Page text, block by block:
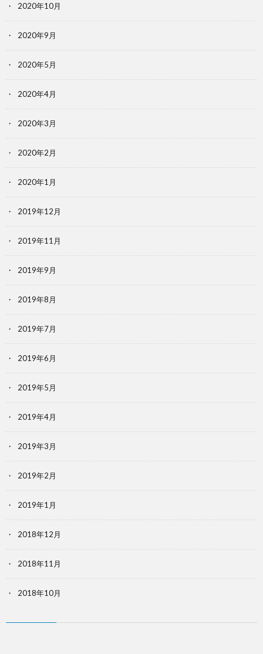
2020年10月
2020年9月
2020年5月
2020年4月
2020年3月
2020年2月
2020年1月
2019年12月
2019年11月
2019年9月
2019年8月
2019年7月
2019年6月
2019年5月
2019年4月
2019年3月
2019年2月
2019年1月
2018年12月
2018年11月
2018年10月